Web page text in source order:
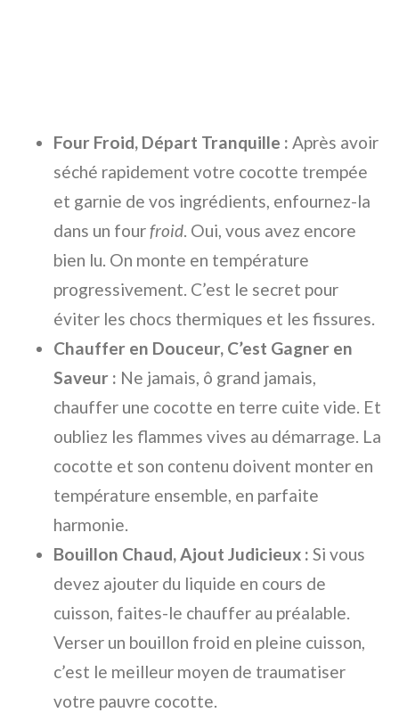
Four Froid, Départ Tranquille : Après avoir
séché rapidement votre cocotte trempée
et garnie de vos ingrédients, enfournez-la
dans un fourfroid . Oui, vous avez encore
bien lu. On monte en température
progressivement. C’est le secret pour
éviter les chocs thermiques et les fissures.
Chauffer en Douceur, C’est Gagner en
Saveur : Ne jamais, ô grand jamais,
chauffer une cocotte en terre cuite vide. Et
oubliez les flammes vives au démarrage. La
cocotte et son contenu doivent monter en
température ensemble, en parfaite
harmonie.
Bouillon Chaud, Ajout Judicieux : Si vous
devez ajouter du liquide en cours de
cuisson, faites-le chauffer au préalable.
Verser un bouillon froid en pleine cuisson,
c’est le meilleur moyen de traumatiser
votre pauvre cocotte.